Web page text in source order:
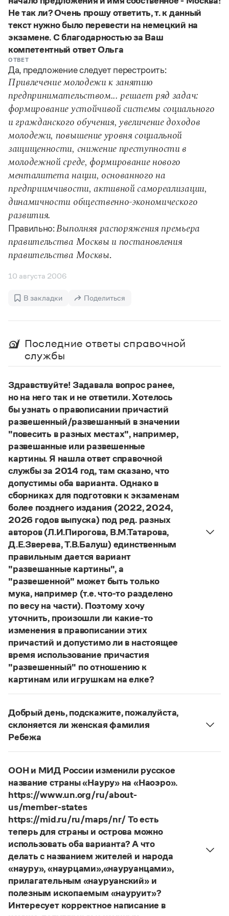
Словари русского языка как государственного
Справочники
Правила русской орфографии и пунктуации
Русский язык. Краткий теоретический курс
для школьников
Письмовник
Справочник по пунктуации
Словарь-справочник трудностей
Справочник по фразеологии
Азбучные истины
Словарь-справочник непростые слова
Все справочники портала
Журнал
Новости и события
Статьи
Монологи
Интервью
Рекомендуем
Правила русского языка: от азов до тонкостей
Интерактивные упражнения: от простого к сложному
Скороговорки
Издательство
Словари
Научпоп
Учебники и справочники
Все книги
Управление в русском языке
Словарь русских имён
Словарь методических терминов
Правила русской орфографии и пунктуации
(1956)
Не так ли? Очень прошу ответить, т. к данный
текст нужно было перевести на немецкий на
экзамене. С благодарностью за Ваш
компетентный ответ Ольга
ОТВЕТ
Да, предложение следует перестроить:
Привлечение молодежи к занятию
предпринимательством... решает ряд задач:
формирование устойчивой системы социального
и гражданского обучения, увеличение доходов
молодежи, повышение уровня социальной
защищенности, снижение преступности в
молодежной среде, формирование нового
менталитета нации, основанного на
предприимчивости, активной самореализации,
динамичности общественно-экономического
развития.
Правильно:Выполняя распоряжения премьера
правительства Москвы и постановления
правительства Москвы.
10 августа 2006
В закладки Поделиться
Последние ответы справочной
службы
Здравствуйте! Задавала вопрос ранее,
но на него так и не ответили. Хотелось
бы узнать о правописании причастий
развешенный/развешанный в значении
"повесить в разных местах", например,
развешанные или развешенные
картины. Я нашла ответ справочной
службы за 2014 год, там сказано, что
допустимы оба варианта. Однако в
сборниках для подготовки к экзаменам
более позднего издания (2022, 2024,
2026 годов выпуска) под ред. разных
авторов (Л.И.Пирогова, В.М.Татарова,
Д.Е.Зверева, Т.В.Балуш) единственным
правильным дается вариант
"развешанные картины", а
"развешенной" может быть только
мука, например (т.е. что-то разделено
по весу на части). Поэтому хочу
уточнить, произошли ли какие-то
изменения в правописании этих
причастий и допустимо ли в настоящее
время использование причастия
"развешенный" по отношению к
картинам или игрушкам на елке?
Нашответ2014 года по-прежнему актуален.
то игнорируют рекомендации нормативных
словарей русского языка, в которых указан глагол
развесить
развешенный) со значением «повесить в разных
местах (несколько, много предметов)». Ср.:
знаю, что на стенах своей квартиры вы развесили
разные географические карты.
Бретер. И эти карты, безусловно, развешены.
Страница ответа
Добрый день, подскажите, пожалуйста,
склоняется ли женская фамилия
Ребежа
ФамилияРебежасклоняется (и мужская, и
Страница ответа
ООН и МИД России изменили русское
название страны «Науру» на «Наоэро».
https://www.un.org/ru/about-
us/member-states
https://mid.ru/ru/maps/nr/ То есть
теперь для страны и острова можно
использовать оба варианта? А что
делать с названием жителей и народа
«науру», «наурцами»,«науруанцами»,
прилагательным «науруанский» и
полезным ископаемым «науруит»?
Интересует корректное написание в